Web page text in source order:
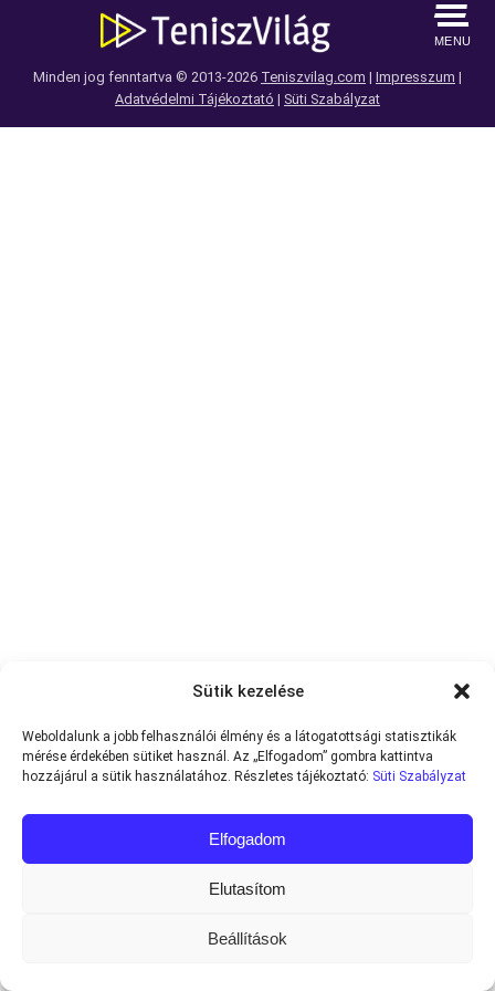
Sütik kezelése
Weboldalunk a jobb felhasználói élmény és a látogatottsági statisztikák
mérése érdekében sütiket használ. Az „Elfogadom” gombra kattintva
hozzájárul a sütik használatához. Részletes tájékoztató: Süti Szabályzat
Elfogadom
Elutasítom
Beállítások
MENU
Minden jog fenntartva © 2013-2026 Teniszvilag.com | Impresszum |
Adatvédelmi Tájékoztató | Süti Szabályzat